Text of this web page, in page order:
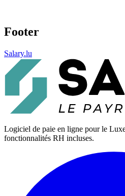
Footer
Salary.lu
Logiciel de paie en ligne pour le
fonctionnalités RH incluses.